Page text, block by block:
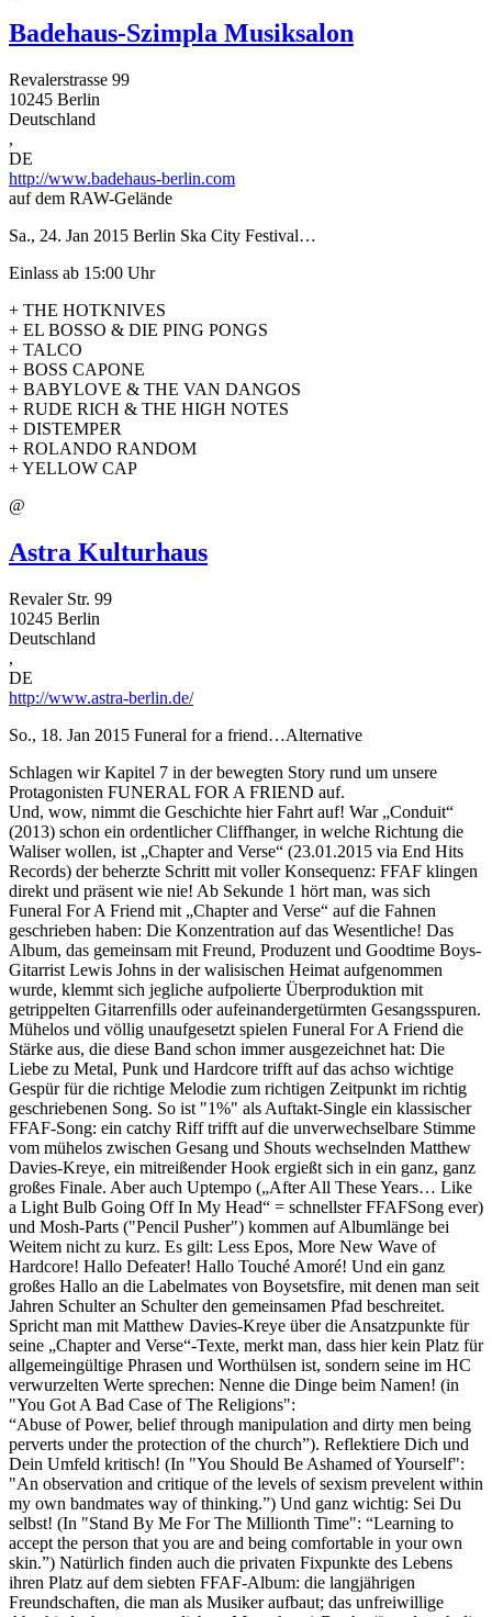
Badehaus-Szimpla Musiksalon
Revalerstrasse 99
10245 Berlin
Deutschland
,
DE
http://www.badehaus-berlin.com
auf dem RAW-Gelände
Sa., 24. Jan 2015 Berlin Ska City Festival…
Einlass ab 15:00 Uhr
+ THE HOTKNIVES
+ EL BOSSO & DIE PING PONGS
+ TALCO
+ BOSS CAPONE
+ BABYLOVE & THE VAN DANGOS
+ RUDE RICH & THE HIGH NOTES
+ DISTEMPER
+ ROLANDO RANDOM
+ YELLOW CAP
@
Astra Kulturhaus
Revaler Str. 99
10245 Berlin
Deutschland
,
DE
http://www.astra-berlin.de/
So., 18. Jan 2015 Funeral for a friend…Alternative
Schlagen wir Kapitel 7 in der bewegten Story rund um unsere
Protagonisten FUNERAL FOR A FRIEND auf.
Und, wow, nimmt die Geschichte hier Fahrt auf! War „Conduit“
(2013) schon ein ordentlicher Cliffhanger, in welche Richtung die
Waliser wollen, ist „Chapter and Verse“ (23.01.2015 via End Hits
Records) der beherzte Schritt mit voller Konsequenz: FFAF klingen
direkt und präsent wie nie! Ab Sekunde 1 hört man, was sich
Funeral For A Friend mit „Chapter and Verse“ auf die Fahnen
geschrieben haben: Die Konzentration auf das Wesentliche! Das
Album, das gemeinsam mit Freund, Produzent und Goodtime Boys-
Gitarrist Lewis Johns in der walisischen Heimat aufgenommen
wurde, klemmt sich jegliche aufpolierte Überproduktion mit
getrippelten Gitarrenfills oder aufeinandergetürmten Gesangsspuren.
Mühelos und völlig unaufgesetzt spielen Funeral For A Friend die
Stärke aus, die diese Band schon immer ausgezeichnet hat: Die
Liebe zu Metal, Punk und Hardcore trifft auf das achso wichtige
Gespür für die richtige Melodie zum richtigen Zeitpunkt im richtig
geschriebenen Song. So ist "1%" als Auftakt-Single ein klassischer
FFAF-Song: ein catchy Riff trifft auf die unverwechselbare Stimme
vom mühelos zwischen Gesang und Shouts wechselnden Matthew
Davies-Kreye, ein mitreißender Hook ergießt sich in ein ganz, ganz
großes Finale. Aber auch Uptempo („After All These Years… Like
a Light Bulb Going Off In My Head“ = schnellster FFAFSong ever)
und Mosh-Parts ("Pencil Pusher") kommen auf Albumlänge bei
Weitem nicht zu kurz. Es gilt: Less Epos, More New Wave of
Hardcore! Hallo Defeater! Hallo Touché Amoré! Und ein ganz
großes Hallo an die Labelmates von Boysetsfire, mit denen man seit
Jahren Schulter an Schulter den gemeinsamen Pfad beschreitet.
Spricht man mit Matthew Davies-Kreye über die Ansatzpunkte für
seine „Chapter and Verse“-Texte, merkt man, dass hier kein Platz für
allgemeingültige Phrasen und Worthülsen ist, sondern seine im HC
verwurzelten Werte sprechen: Nenne die Dinge beim Namen! (in
"You Got A Bad Case of The Religions":
“Abuse of Power, belief through manipulation and dirty men being
perverts under the protection of the church”). Reflektiere Dich und
Dein Umfeld kritisch! (In "You Should Be Ashamed of Yourself":
"An observation and critique of the levels of sexism prevelent within
my own bandmates way of thinking.”) Und ganz wichtig: Sei Du
selbst! (In "Stand By Me For The Millionth Time": “Learning to
accept the person that you are and being comfortable in your own
skin.”) Natürlich finden auch die privaten Fixpunkte des Lebens
ihren Platz auf dem siebten FFAF-Album: die langjährigen
Freundschaften, die man als Musiker aufbaut; das unfreiwillige